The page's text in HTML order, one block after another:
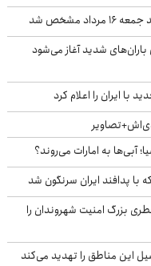
مشخص شد
باران‌های شدید آغاز می‌شود
با ایران را اعلام کرد
آبی‌ها به امارات می‌روند؟
به یک کودک ۹ ساله؛ خطری بزرگ امنیت شهروندان را
این مناطق را تهدید می‌کند